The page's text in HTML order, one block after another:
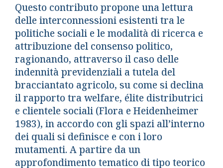
Questo contributo propone una lettura
delle interconnessioni esistenti tra le
politiche sociali e le modalità di ricerca e
attribuzione del consenso politico,
ragionando, attraverso il caso delle
indennità previdenziali a tutela del
bracciantato agricolo, su come si declina
il rapporto tra welfare, élite distributrici
e clientele sociali (Flora e Heidenheimer
1983), in accordo con gli spazi all’interno
dei quali si definisce e con i loro
mutamenti. A partire da un
approfondimento tematico di tipo teorico